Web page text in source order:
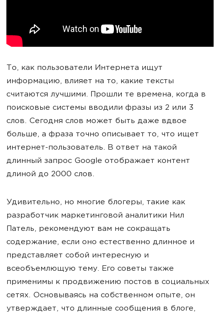
То, как пользователи Интернета ищут
информацию, влияет на то, какие тексты
считаются лучшими. Прошли те времена, когда в
поисковые системы вводили фразы из 2 или 3
слов. Сегодня слов может быть даже вдвое
больше, а фраза точно описывает то, что ищет
интернет-пользователь. В ответ на такой
длинный запрос Google отображает контент
длиной до 2000 слов.
Удивительно, но многие блогеры, такие как
разработчик маркетинговой аналитики Нил
Патель, рекомендуют вам не сокращать
содержание, если оно естественно длинное и
представляет собой интересную и
всеобъемлющую тему. Его советы также
применимы к продвижению постов в социальных
сетях. Основываясь на собственном опыте, он
утверждает, что длинные сообщения в блоге,